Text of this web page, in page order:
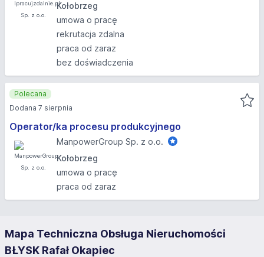
Kołobrzeg
umowa o pracę
rekrutacja zdalna
praca od zaraz
bez doświadczenia
Operator/ka procesu produkcyjnego
ManpowerGroup Sp. z o.o.
Kołobrzeg
umowa o pracę
praca od zaraz
Polecana
Dodana 7 sierpnia
Mapa Techniczna Obsługa Nieruchomości
BŁYSK Rafał Okapiec